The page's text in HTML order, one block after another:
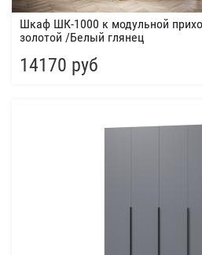
Шкаф ШК-1000 к модульной
золотой /Белый глянец
14170 руб